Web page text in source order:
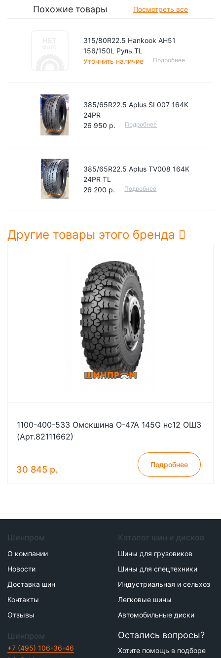
Похожие товары Посмотреть все
315/80R22.5 Hankook AH51
156/150L Руль TL
Уточнить наличие
Подробнее
385/65R22.5 Aplus SL007 164K
24PR
26 950 р.
Подробнее
385/65R22.5 Aplus TV008 164K
24PR TL
26 200 р.
Подробнее
Другие товары этого бренда
1100-400-533 Омскшина О-47А 145G нс12 ОШЗ
(Арт.82111662)
30 845 р. Подробнее
Шинпром
О компании
Новости
Доставка шин
Контакты
Отзывы
Каталог шин и дисков
Шины для грузовиков
Шины для спецтехники
Индустриальная и сельхоз
Легковые шины
Автомобильные диски
Шинпром
+7 (495) 106-36-46
Остались вопросы?
Хотите помощь в подборе